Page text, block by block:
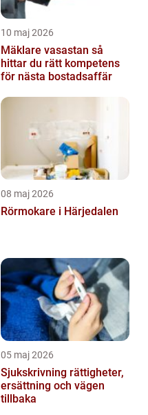
10 maj 2026
Mäklare vasastan så
hittar du rätt kompetens
för nästa bostadsaffär
08 maj 2026
Rörmokare i Härjedalen
05 maj 2026
Sjukskrivning rättigheter,
ersättning och vägen
tillbaka